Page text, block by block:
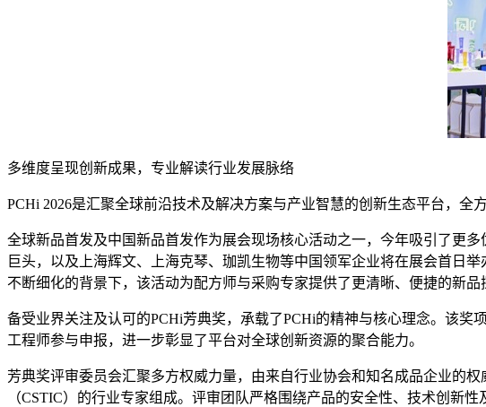
多维度呈现创新成果，专业解读行业发展脉络
PCHi 2026是汇聚全球前沿技术及解决方案与产业智慧的创新生态平台，
全球新品首发及中国新品首发作为展会现场核心活动之一，今年吸引了更多
巨头，以及上海辉文、上海克琴、珈凯生物等中国领军企业将在展会首日
不断细化的背景下，该活动为配方师与采购专家提供了更清晰、便捷的新品
备受业界关注及认可的PCHi芳典奖，承载了PCHi的精神与核心理念。该
工程师参与申报，进一步彰显了平台对全球创新资源的聚合能力。
芳典奖评审委员会汇聚多方权威力量，由来自行业协会和知名成品企业的
（CSTIC）的行业专家组成。评审团队严格围绕产品的安全性、技术创新